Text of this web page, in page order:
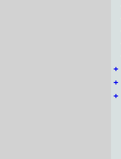
+
+
+